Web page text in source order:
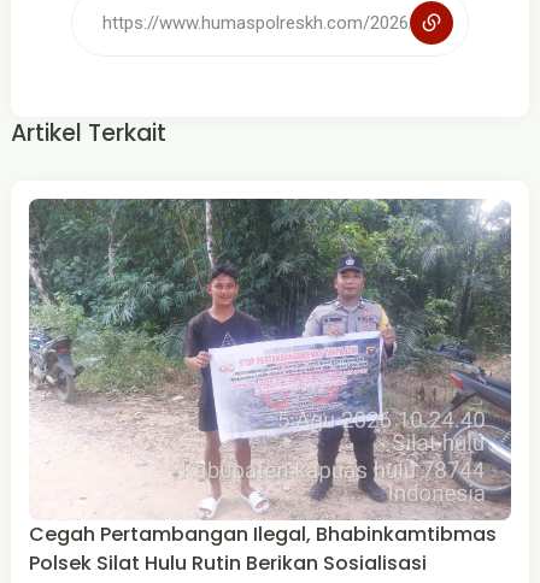
Artikel Terkait
Cegah Pertambangan Ilegal, Bhabinkamtibmas
Polsek Silat Hulu Rutin Berikan Sosialisasi